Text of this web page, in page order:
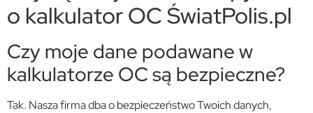
o kalkulator OC ŚwiatPolis.pl
Czy moje dane podawane w
kalkulatorze OC są bezpieczne?
Tak. Nasza firma dba o bezpieczeństwo Twoich danych,